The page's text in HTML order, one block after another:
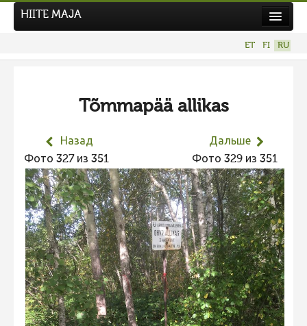
Hiite kuvavõistlus 2026
Фотоконкурс 2025
Не учитываются 2025
Видео 2025
Фотоконкурс 2024
Не учитываются 2024
Видео 2024
Фотоконкурс 2023
Не учитываются 2023
HIITE MAJA
ET FI RU
Tõmmapää allikas
Назад
Фото 327 из 351
Дальше
Фото 329 из 351